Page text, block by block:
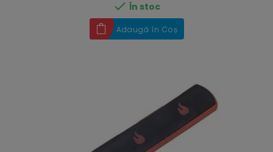
 În stoc
Adaugă în Coș